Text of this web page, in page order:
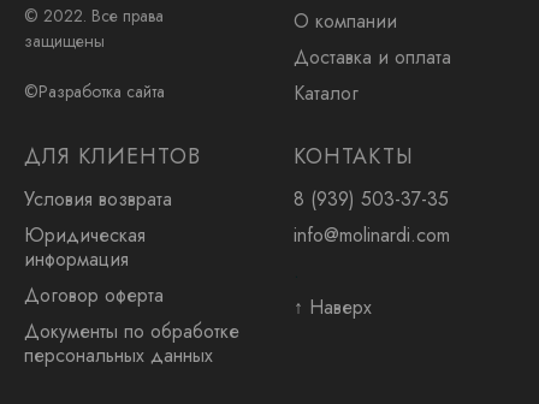
© 2022. Все права
защищены
©Разработка сайта
О компании
Доставка и оплата
Каталог
ДЛЯ КЛИЕНТОВ
Условия возврата
Юридическая
информация
Договор оферта
Документы по обработке
персональных данных
КОНТАКТЫ
8 (939) 503-37-35
info@molinardi.com
.
↑ Наверх